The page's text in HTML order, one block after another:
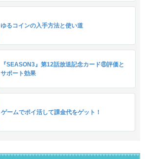
ゆるコインの入手方法と使い道
『SEASON3』第12話放送記念カード⑧評価と
サポート効果
ゲームでポイ活して課金代をゲット！